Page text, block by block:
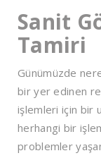
Sanit
Tamiri
Günümüzde
bir yer edinen
işlemleri için bir
herhangi bir
problemler